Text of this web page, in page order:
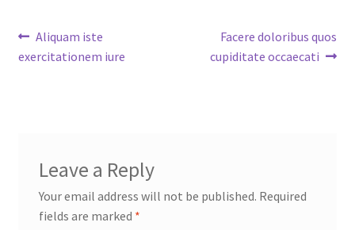
Post
navigation
Previous
post:
Aliquam iste
exercitationem iure
Next
post:
Facere doloribus quos
cupiditate occaecati
Leave a Reply
Your email address will not be published. Required
fields are marked *